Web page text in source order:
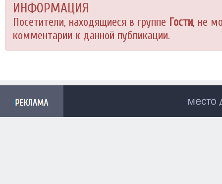
ИНФОРМАЦИЯ
Посетители, находящиеся в группе Гости, не
комментарии к данной публикации.